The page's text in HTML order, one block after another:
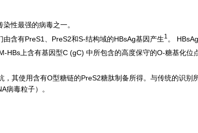
性最强的病毒之一。
含有PreS1、PreS2和S-结构域的HBsAg基因产生1 。
HBs上含有基因型C (gC) 中所包含的高度保守的O-糖基化位
其使用含有O型糖链的PreS2糖肽制备所得。与传统的识别
病毒粒子）。